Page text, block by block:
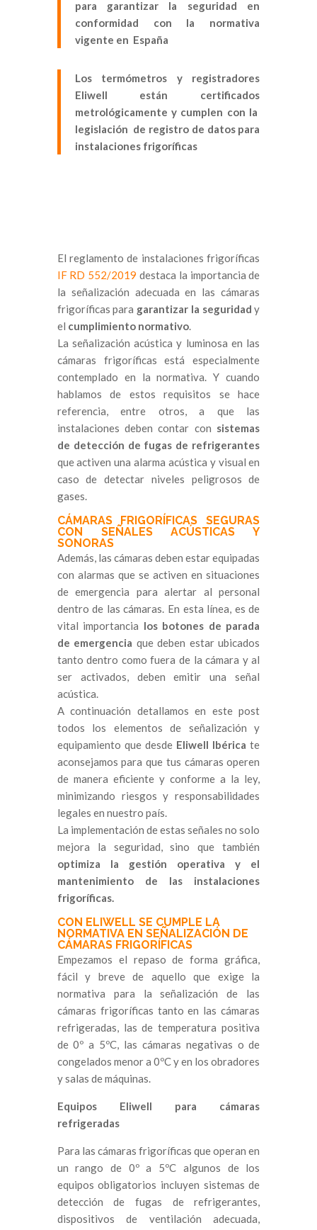
para garantizar la seguridad en
conformidad con la normativa
vigente en España
Los termómetros y registradores
Eliwell están certificados
metrológicamente y cumplen con la
legislación de registro de datos para
instalaciones frigoríficas
El reglamento de instalaciones frigoríficas
IF RD 552/2019 destaca la importancia de
la señalización adecuada en las cámaras
frigoríficas para garantizar la seguridad y
el cumplimiento normativo.
La señalización acústica y luminosa en las
cámaras frigoríficas está especialmente
contemplado en la normativa. Y cuando
hablamos de estos requisitos se hace
referencia, entre otros, a que las
instalaciones deben contar con sistemas
de detección de fugas de refrigerantes
que activen una alarma acústica y visual en
caso de detectar niveles peligrosos de
gases.
CÁMARAS FRIGORÍFICAS SEGURAS
CON SEÑALES ACÚSTICAS Y
SONORAS
Además, las cámaras deben estar equipadas
con alarmas que se activen en situaciones
de emergencia para alertar al personal
dentro de las cámaras. En esta línea, es de
vital importancia los botones de parada
de emergencia que deben estar ubicados
tanto dentro como fuera de la cámara y al
ser activados, deben emitir una señal
acústica.
A continuación detallamos en este post
todos los elementos de señalización y
equipamiento que desde Eliwell Ibérica te
aconsejamos para que tus cámaras operen
de manera eficiente y conforme a la ley,
minimizando riesgos y responsabilidades
legales en nuestro país.
La implementación de estas señales no solo
mejora la seguridad, sino que también
optimiza la gestión operativa y el
mantenimiento de las instalaciones
frigoríficas.
CON ELIWELL SE CUMPLE LA
NORMATIVA EN SEÑALIZACIÓN DE
CÁMARAS FRIGORÍFICAS
Empezamos el repaso de forma gráfica,
fácil y breve de aquello que exige la
normativa para la señalización de las
cámaras frigoríficas tanto en las cámaras
refrigeradas, las de temperatura positiva
de 0º a 5ºC, las cámaras negativas o de
congelados menor a 0ºC y en los obradores
y salas de máquinas.
Equipos Eliwell para cámaras
refrigeradas
Para las cámaras frigoríficas que operan en
un rango de 0º a 5ºC algunos de los
equipos obligatorios incluyen sistemas de
detección de fugas de refrigerantes,
dispositivos de ventilación adecuada,